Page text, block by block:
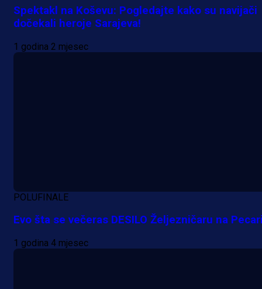
Spektakl na Koševu: Pogledajte kako su navijači
dočekali heroje Sarajeva!
1 godina 2 mjesec
POLUFINALE
Evo šta se večeras DESILO Željezničaru na
1 godina 4 mjesec